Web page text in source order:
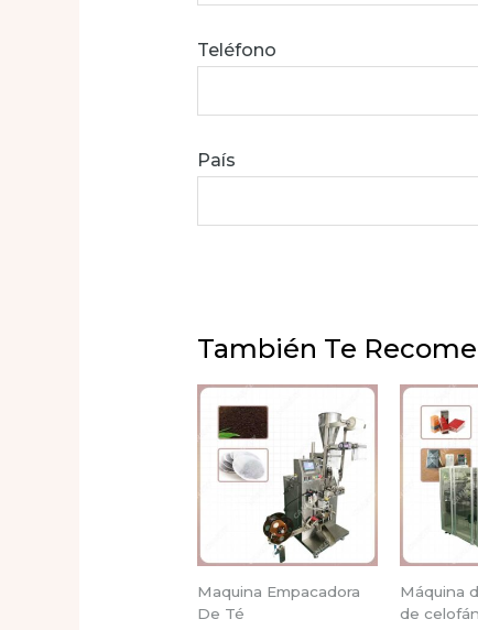
Teléfono
País
También Te
Maquina Empacadora
De Té
Máquina
de celofán